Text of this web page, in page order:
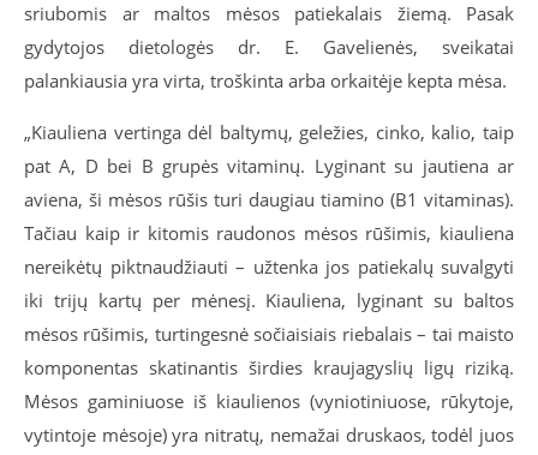
sriubomis ar maltos mėsos patiekalais žiemą. Pasak
gydytojos dietologės dr. E. Gavelienės, sveikatai
palankiausia yra virta, troškinta arba orkaitėje kepta mėsa.
„Kiauliena vertinga dėl baltymų, geležies, cinko, kalio, taip
pat A, D bei B grupės vitaminų. Lyginant su jautiena ar
aviena, ši mėsos rūšis turi daugiau tiamino (B1 vitaminas).
Tačiau kaip ir kitomis raudonos mėsos rūšimis, kiauliena
nereikėtų piktnaudžiauti – užtenka jos patiekalų suvalgyti
iki trijų kartų per mėnesį. Kiauliena, lyginant su baltos
mėsos rūšimis, turtingesnė sočiaisiais riebalais – tai maisto
komponentas skatinantis širdies kraujagyslių ligų riziką.
Mėsos gaminiuose iš kiaulienos (vyniotiniuose, rūkytoje,
vytintoje mėsoje) yra nitratų, nemažai druskaos, todėl juos